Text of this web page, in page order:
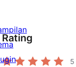
Rating
5